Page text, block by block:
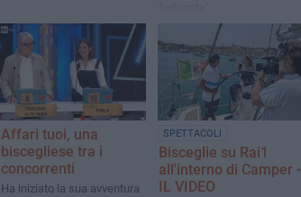
Affari tuoi, una
biscegliese tra i
concorrenti
Ha iniziato la sua avventura
SPETTACOLI
Bisceglie su Rai1
all'interno di Camper -
IL VIDEO